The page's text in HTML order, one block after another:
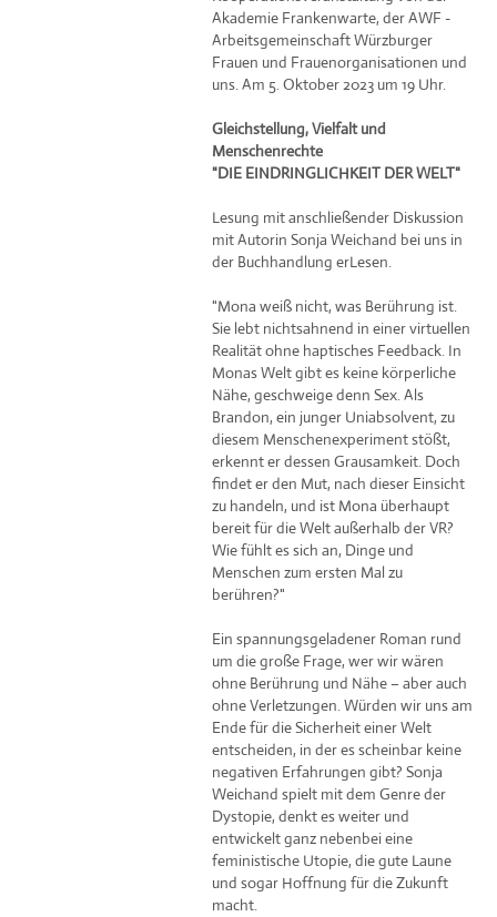
Akademie Frankenwarte, der AWF -
Arbeitsgemeinschaft Würzburger
Frauen und Frauenorganisationen und
uns. Am 5. Oktober 2023 um 19 Uhr.
Gleichstellung, Vielfalt und
Menschenrechte
"DIE EINDRINGLICHKEIT DER WELT"
Lesung mit anschließender Diskussion
mit Autorin Sonja Weichand bei uns in
der Buchhandlung erLesen.
"Mona weiß nicht, was Berührung ist.
Sie lebt nichtsahnend in einer virtuellen
Realität ohne haptisches Feedback. In
Monas Welt gibt es keine körperliche
Nähe, geschweige denn Sex. Als
Brandon, ein junger Uniabsolvent, zu
diesem Menschenexperiment stößt,
erkennt er dessen Grausamkeit. Doch
findet er den Mut, nach dieser Einsicht
zu handeln, und ist Mona überhaupt
bereit für die Welt außerhalb der VR?
Wie fühlt es sich an, Dinge und
Menschen zum ersten Mal zu
berühren?"
Ein spannungsgeladener Roman rund
um die große Frage, wer wir wären
ohne Berührung und Nähe – aber auch
ohne Verletzungen. Würden wir uns am
Ende für die Sicherheit einer Welt
entscheiden, in der es scheinbar keine
negativen Erfahrungen gibt? Sonja
Weichand spielt mit dem Genre der
Dystopie, denkt es weiter und
entwickelt ganz nebenbei eine
feministische Utopie, die gute Laune
und sogar Hoffnung für die Zukunft
macht.